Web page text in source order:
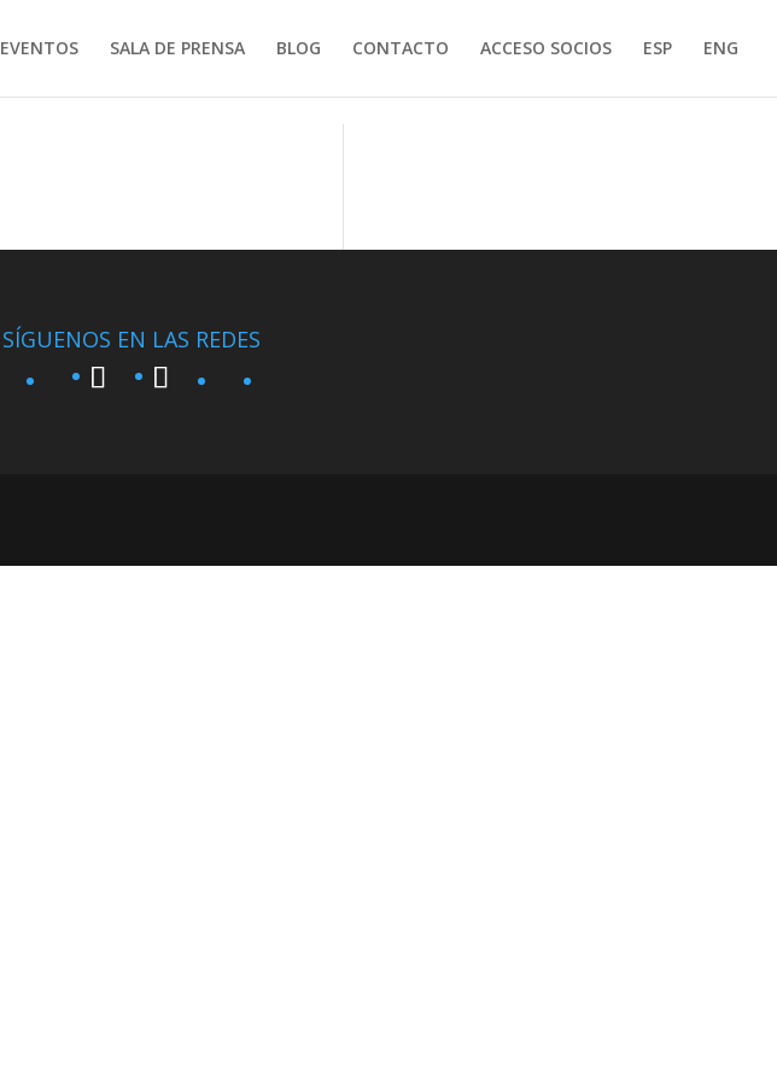
EVENTOS SALA DE PRENSA BLOG CONTACTO ACCESO SOCIOS ESP ENG
SÍGUENOS EN LAS REDES